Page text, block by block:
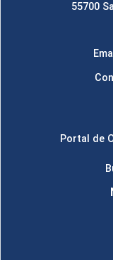
55700
Portal de